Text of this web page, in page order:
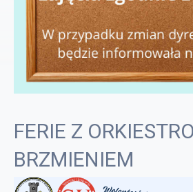
FERIE Z
BRZMIENIEM